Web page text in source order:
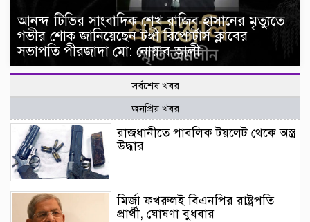
আনন্দ টিভির সাংবাদিক শেখ রাজিব হাসানের মৃত্যুতে
গভীর শোক জানিয়েছেন টঙ্গী রিপোর্টার্স ক্লাবের
সভাপতি পীরজাদা মো: নোয়াব আলী
সর্বশেষ খবর
জনপ্রিয় খবর
রাজধানীতে পাবলিক টয়লেট থেকে অস্ত্র
উদ্ধার
মির্জা ফখরুলই বিএনপির রাষ্ট্রপতি
প্রার্থী, ঘোষণা বুধবার